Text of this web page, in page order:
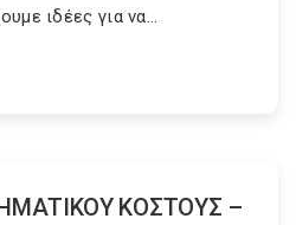
ιδέες για να...
ΚΟΣΤΟΥΣ –